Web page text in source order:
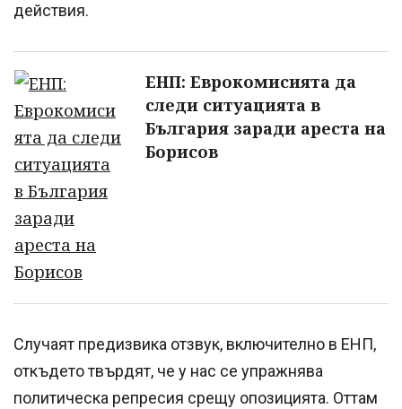
действия.
ЕНП: Еврокомисията да
следи ситуацията в
България заради ареста на
Борисов
Случаят предизвика отзвук, включително в ЕНП,
откъдето твърдят, че у нас се упражнява
политическа репресия срещу опозицията. Оттам